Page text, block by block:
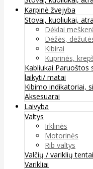
Karpinė žvejyba
Stovai, kuoliukai,
Dėklai
Dėžės,
Kibirai
Kuprinės,
Kabliukai Paruoštos
laikyti/ matai
Kibimo indikatoriai,
Aksesuarai
Laivyba
Valtys
Irklinės
Motorinės
Rib valtys
Valčių / variklių
Varikliai